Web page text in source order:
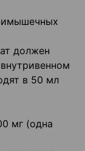
должен
в 50 мл
мг (одна